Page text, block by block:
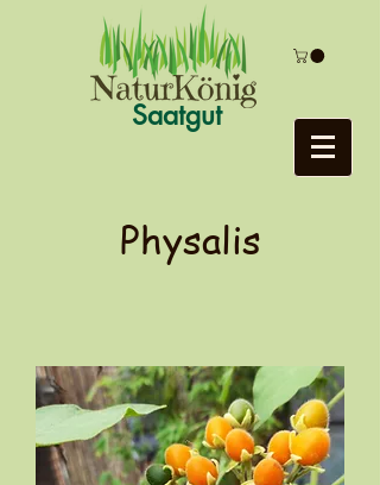
Saatgut
Physalis